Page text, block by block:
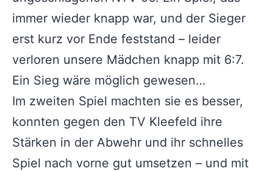
immer wieder knapp war, und der Sieger
erst kurz vor Ende feststand – leider
verloren unsere Mädchen knapp mit 6:7.
Ein Sieg wäre möglich gewesen…
Im zweiten Spiel machten sie es besser,
konnten gegen den TV Kleefeld ihre
Stärken in der Abwehr und ihr schnelles
Spiel nach vorne gut umsetzen – und mit